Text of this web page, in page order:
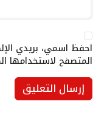
احفظ اسمي، بريدي
المتصفح لاستخدامها